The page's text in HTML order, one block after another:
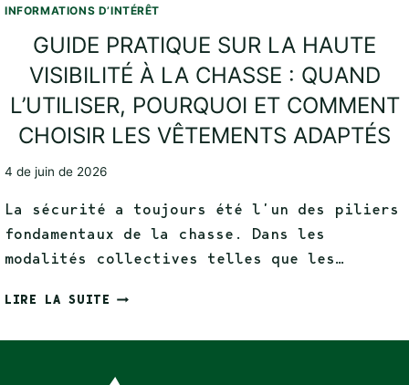
INFORMATIONS D’INTÉRÊT
GUIDE PRATIQUE SUR LA HAUTE
VISIBILITÉ À LA CHASSE : QUAND
L’UTILISER, POURQUOI ET COMMENT
CHOISIR LES VÊTEMENTS ADAPTÉS
4 de juin de 2026
La sécurité a toujours été l’un des piliers
fondamentaux de la chasse. Dans les
modalités collectives telles que les…
LIRE LA SUITE